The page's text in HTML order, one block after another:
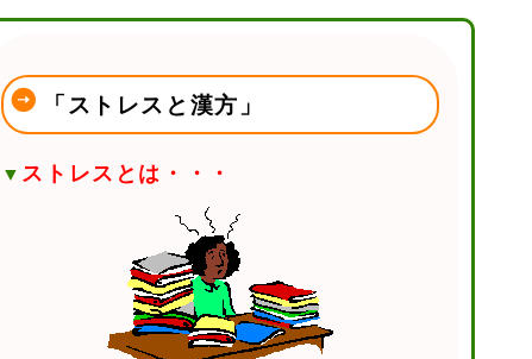
「ストレスと漢方」
▼ ストレスとは・・・